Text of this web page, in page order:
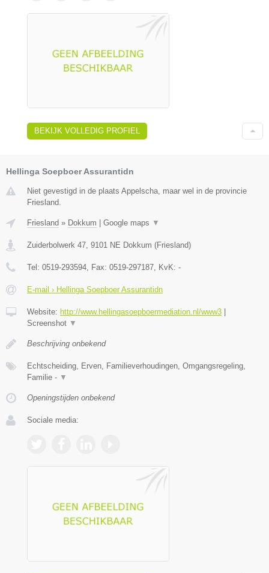
BEKIJK VOLLEDIG PROFIEL
Hellinga Soepboer Assurantidn
Niet gevestigd in de plaats Appelscha, maar wel in de provincie
Friesland.
Friesland » Dokkum Google maps ▼
Zuiderbolwerk 47, 9101 NE Dokkum (Friesland)
Tel: 0519-293594, Fax: 0519-297187, KvK: -
E-mail › Hellinga Soepboer Assurantidn
Website: http://www.hellingasoepboermediation.nl/www3
Screenshot ▼
Beschrijving onbekend
Echtscheiding, Erven, Familieverhoudingen, Omgangsregeling,
Familie - ▼
Openingstijden onbekend
Sociale media: